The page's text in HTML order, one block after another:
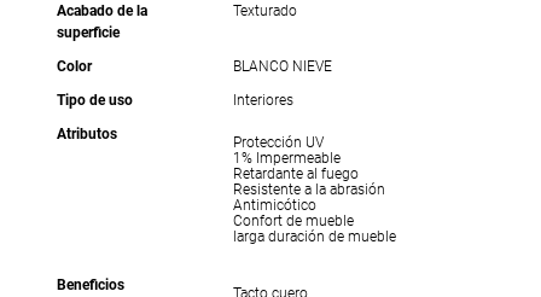
Acabado de la
superficie
Texturado
Color
BLANCO NIEVE
Tipo de uso
Interiores
Atributos
Protección UV
1% Impermeable
Retardante al fuego
Resistente a la abrasión
Antimicótico
Confort de mueble
larga duración de mueble
Beneficios Tacto cuero